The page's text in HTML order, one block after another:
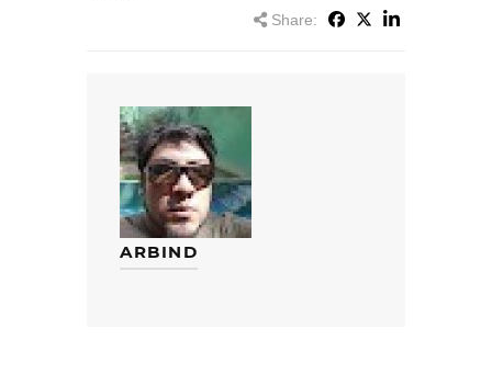
Share:
ARBIND